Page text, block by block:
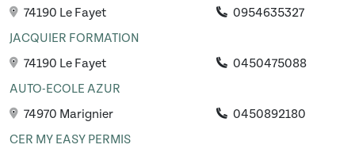
74190 Le Fayet
0954635327
JACQUIER FORMATION
74190 Le Fayet
0450475088
AUTO-ECOLE AZUR
74970 Marignier
0450892180
CER MY EASY PERMIS